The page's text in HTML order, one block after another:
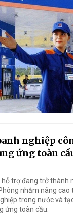
nghiệp
ứng toàn
hỗ trợ đang trở thành
nhằm nâng cao
trong nước và
ứng toàn cầu.